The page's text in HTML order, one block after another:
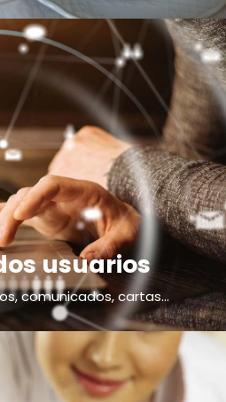
usuarios
comunicados, cartas...